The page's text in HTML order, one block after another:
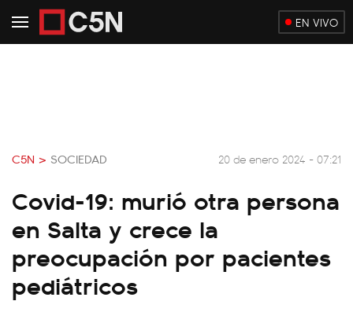
EN VIVO
C5N > SOCIEDAD 20 de enero 2024 - 07:21
Covid-19: murió otra persona
en Salta y crece la
preocupación por pacientes
pediátricos